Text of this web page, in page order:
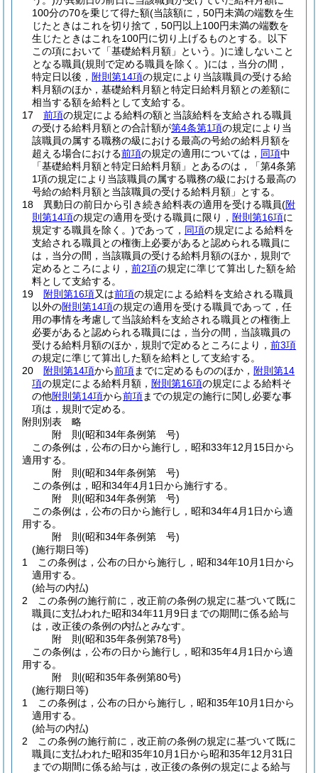
100分の70を乗じて得た額(当該額に，50円未満の端数を生
じたときはこれを切り捨て，50円以上100円未満の端数を
生じたときはこれを100円に切り上げるものとする。以下
この項において「基礎給料月額」という。)に達しないこと
となる職員(規則で定める職員を除く。)には，当分の間，
特定日以後， 附則第14項の規定により当該職員の受ける給
料月額のほか，基礎給料月額と特定日給料月額との差額に
相当する額を給料として支給する。
17
前項の規定による給料の額と当該給料を支給される職員
の受ける給料月額との合計額が第4条第1項の規定により当
該職員の属する職務の級における最高の号給の給料月額を
超える場合における前項の規定の適用については， 同項中
「基礎給料月額と特定日給料月額」とあるのは，「第4条第
1項の規定により当該職員の属する職務の級における最高の
号給の給料月額と当該職員の受ける給料月額」とする。
18
異動日の前日から引き続き給料表の適用を受ける職員(附
則第14項の規定の適用を受ける職員に限り， 附則第16項に
規定する職員を除く。)であって， 同項の規定による給料を
支給される職員との権衡上必要があると認められる職員に
は，当分の間，当該職員の受ける給料月額のほか，規則で
定めるところにより， 前2項の規定に準じて算出した額を給
料として支給する。
19
附則第16項又は前項の規定による給料を支給される職員
以外の附則第14項の規定の適用を受ける職員であって，任
用の事情を考慮して当該給料を支給される職員との権衡上
必要があると認められる職員には，当分の間，当該職員の
受ける給料月額のほか，規則で定めるところにより， 前3項
の規定に準じて算出した額を給料として支給する。
20
附則第14項から前項までに定めるもののほか， 附則第14
項の規定による給料月額， 附則第16項の規定による給料そ
の他附則第14項から前項までの規定の施行に関し必要な事
項は，規則で定める。
附則別表 略
附 則(昭和34年条例第 号)
この条例は，公布の日から施行し，昭和33年12月15日から
適用する。
附 則(昭和34年条例第 号)
この条例は，昭和34年4月1日から施行する。
附 則(昭和34年条例第 号)
この条例は，公布の日から施行し，昭和34年4月1日から適
用する。
附 則(昭和34年条例第 号)
(施行期日等)
1
この条例は，公布の日から施行し，昭和34年10月1日から
適用する。
(給与の内払)
2
この条例の施行前に，改正前の条例の規定に基づいて既に
職員に支払われた昭和34年11月9日までの期間に係る給与
は，改正後の条例の内払とみなす。
附 則(昭和35年条例第78号)
この条例は，公布の日から施行し，昭和35年4月1日から適
用する。
附 則(昭和35年条例第80号)
(施行期日等)
1
この条例は，公布の日から施行し，昭和35年10月1日から
適用する。
(給与の内払)
2
この条例の施行前に，改正前の条例の規定に基づいて既に
職員に支払われた昭和35年10月1日から昭和35年12月31日
までの期間に係る給与は，改正後の条例の規定による給与